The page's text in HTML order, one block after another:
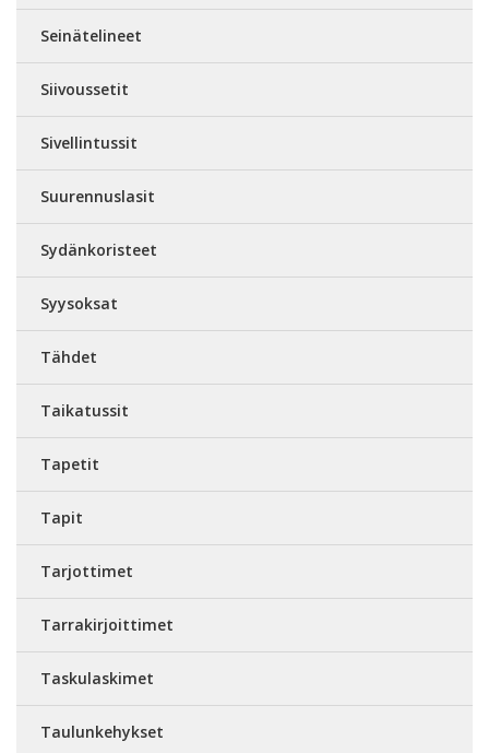
Seinätelineet
Siivoussetit
Sivellintussit
Suurennuslasit
Sydänkoristeet
Syysoksat
Tähdet
Taikatussit
Tapetit
Tapit
Tarjottimet
Tarrakirjoittimet
Taskulaskimet
Taulunkehykset